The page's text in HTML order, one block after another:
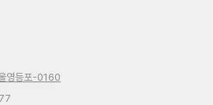
영등포-0160